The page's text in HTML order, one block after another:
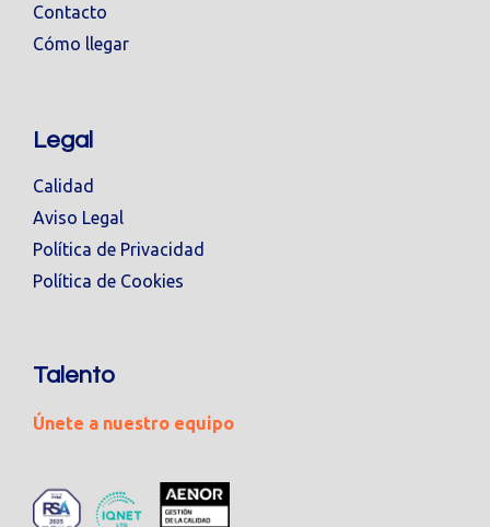
Contacto
Cómo llegar
Legal
Calidad
Aviso Legal
Política de Privacidad
Política de Cookies
Talento
Únete a nuestro equipo